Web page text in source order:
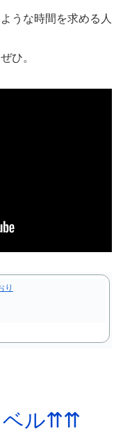
うな時間を求める人
ひ。
り
ベル⇈⇈